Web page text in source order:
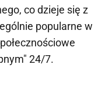
co dzieje się z
popularne w
24/7.